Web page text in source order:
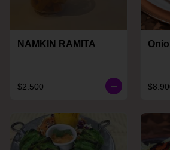
NAMKIN RAMITA
$2.500